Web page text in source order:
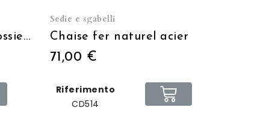
Fauteuil de bar avec dossier acier
Sedie e sgabelli
Chaise fer naturel acier
71,00 €
Riferimento
CD514